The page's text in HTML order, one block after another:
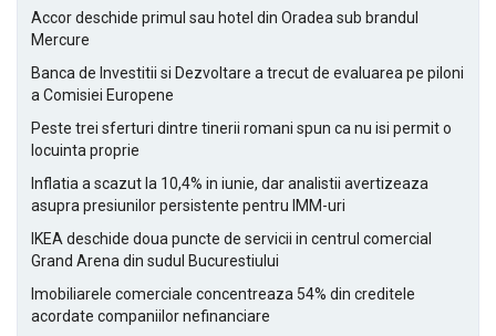
Accor deschide primul sau hotel din Oradea sub brandul
Mercure
Banca de Investitii si Dezvoltare a trecut de evaluarea pe piloni
a Comisiei Europene
Peste trei sferturi dintre tinerii romani spun ca nu isi permit o
locuinta proprie
Inflatia a scazut la 10,4% in iunie, dar analistii avertizeaza
asupra presiunilor persistente pentru IMM-uri
IKEA deschide doua puncte de servicii in centrul comercial
Grand Arena din sudul Bucurestiului
Imobiliarele comerciale concentreaza 54% din creditele
acordate companiilor nefinanciare